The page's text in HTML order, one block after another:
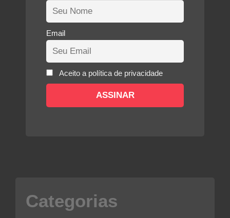
Email
Aceito a política de privacidade
Categorias